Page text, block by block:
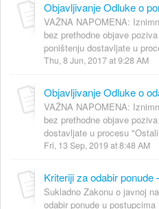
VAŽNA NAPOMENA:
bez prethodne objave
poništenju dostavljate u
Thu, 8 Jun, 2017 at 9:28 AM
VAŽNA NAPOMENA:
bez prethodne objave
dostavljate u procesu
Fri, 13 Sep, 2019 at 8:48 AM
Sukladno Zakonu o javnoj
odabir ponude u